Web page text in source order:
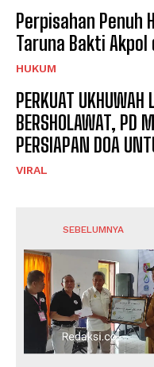
Perpisahan Penuh
Taruna Bakti
HUKUM
PERKUAT UKHUWAH
BERSHOLAWAT, PD
PERSIAPAN DOA
VIRAL
SEBELUMNYA